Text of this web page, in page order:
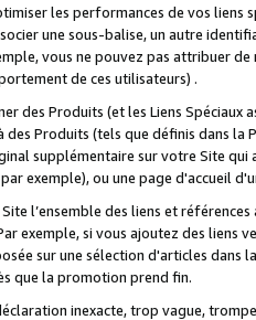
les performances de vos liens
une sous-balise, un autre
vous ne pouvez pas attribuer
de ces utilisateurs) .
des Produits (et les Liens
des Produits (tels que définis dans
supplémentaire sur votre Site qui
exemple), ou une page d'accueil
l’ensemble des liens et
exemple, si vous ajoutez des
sur une sélection d'articles
que la promotion prend fin.
inexacte, trop vague,